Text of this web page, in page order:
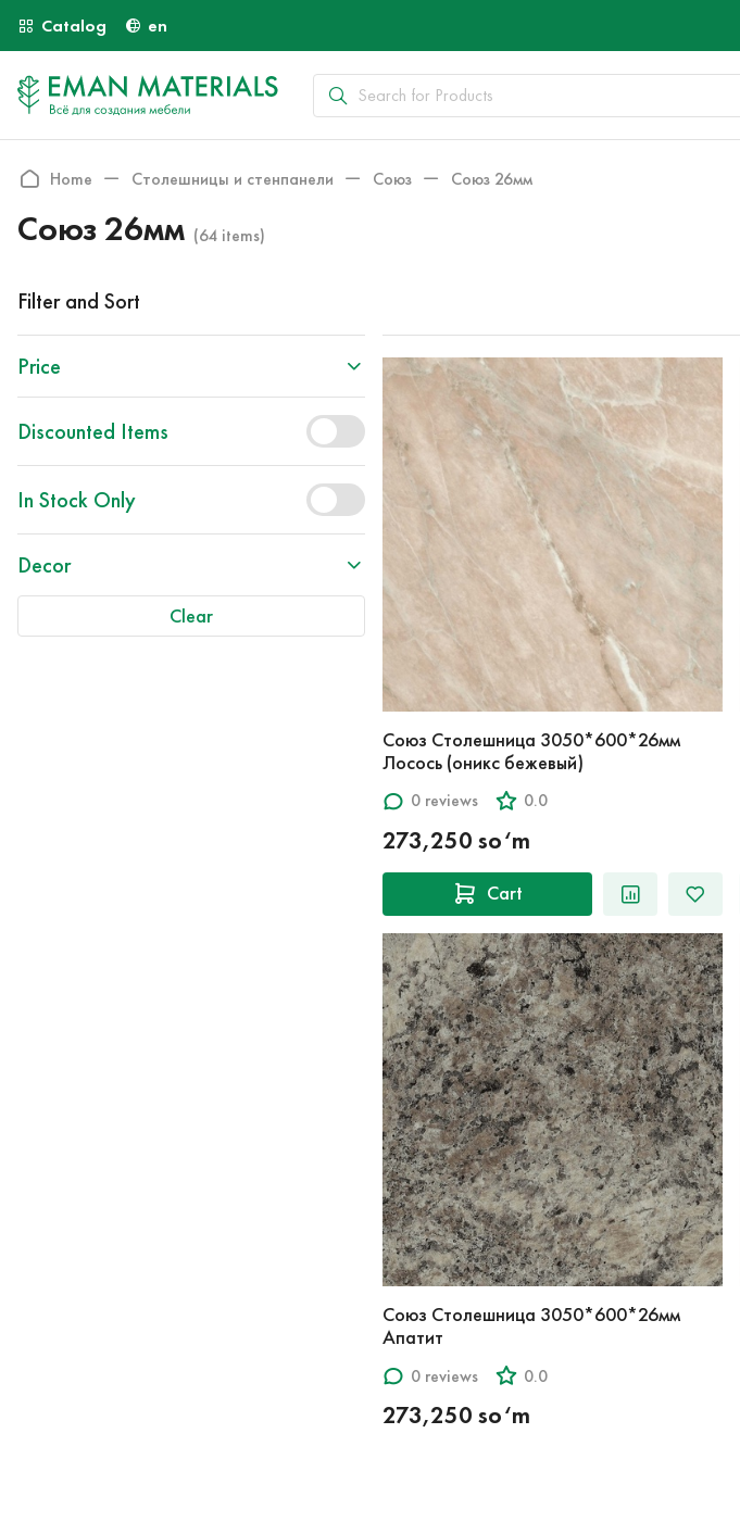
Catalog en
Home Столешницы и стенпанели Союз Союз 26мм
Союз 26мм (64 items)
Filter and Sort
Price
Discounted Items
In Stock Only
Decor
Clear
Союз Столешница 3050*600*26мм
Лосось (оникс бежевый)
0 reviews 0.0
273,250 so‘m
Cart
Союз Столешница 3050*600*26мм
Апатит
0 reviews 0.0
273,250 so‘m